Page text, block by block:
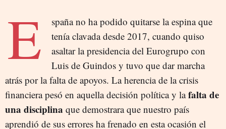
E
spaña no ha podido quitarse la espina que
tenía clavada desde 2017, cuando quiso
asaltar la presidencia del Eurogrupo con
Luis de Guindos y tuvo que dar marcha
atrás por la falta de apoyos. La herencia de la crisis
financiera pesó en aquella decisión política y lafalta de
una disciplina que demostrara que nuestro país
aprendió de sus errores ha frenado en esta ocasión el